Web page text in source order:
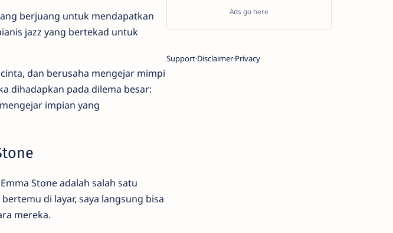
berjuang untuk mendapatkan
jazz yang bertekad untuk
dan berusaha mengejar mimpi
dihadapkan pada dilema besar:
impian yang
Stone adalah salah satu
di layar, saya langsung bisa
mereka.
SupportDisclaimerPrivacy